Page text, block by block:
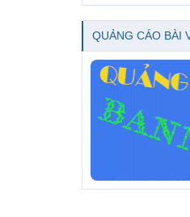
QUẢNG CÁO BÀI